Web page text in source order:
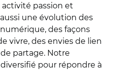
passion et
une évolution des
des façons
vivre, des envies de lien
partage. Notre
pour répondre à